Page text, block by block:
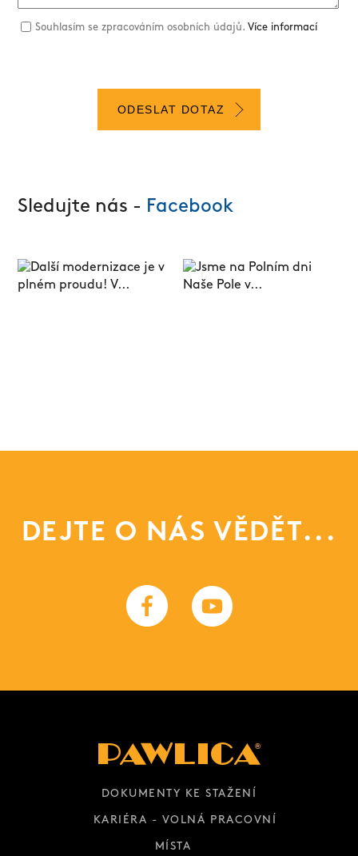
Souhlasím se zpracováním osobních údajů.Více informací
ODESLAT DOTAZ
Sledujte nás - Facebook
DEJTE O NÁS VĚDĚT...
DOKUMENTY KE STAŽENÍ
KARIÉRA - VOLNÁ PRACOVNÍ
MÍSTA